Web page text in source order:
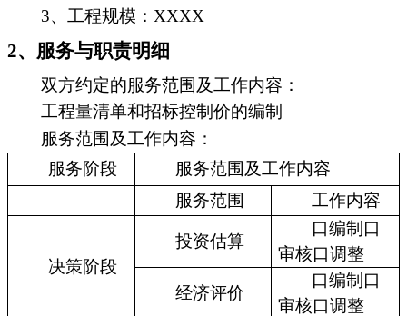
3、工程规模：XXXX
2、服务与职责明细
双方约定的服务范围及工作内容：
工程量清单和招标控制价的编制
服务范围及工作内容：
服务阶段
服务范围及工作内容
服务范围
工作内容
决策阶段
投资估算
口编制口
审核口调整
经济评价
口编制口
审核口调整